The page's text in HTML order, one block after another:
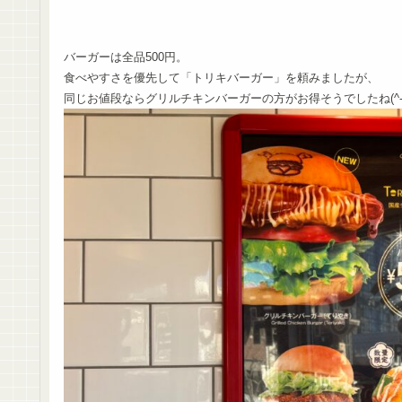
バーガーは全品500円。
食べやすさを優先して「トリキバーガー」を頼みましたが、
同じお値段ならグリルチキンバーガーの方がお得そうでしたね